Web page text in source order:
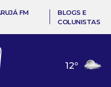
FM
BLOGS E
COLUNISTAS
12º